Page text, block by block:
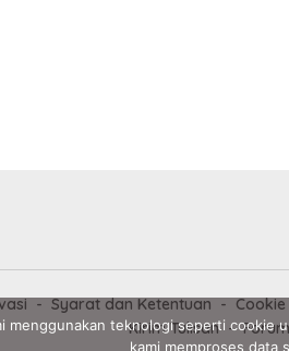
Syarat dan Ketentuan Cookie
Kirim Tulisan
Forum
menggunakan teknologi seperti
kami memproses data